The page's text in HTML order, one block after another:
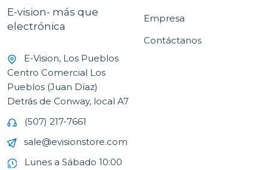
E-vision- más que
electrónica
E-Vision, Los Pueblos
Centro Comercial Los
Pueblos (Juan Díaz)
Detrás de Conway, local A7
(507) 217-7661
sale@evisionstore.com
Lunes a Sábado 10:00
Empresa
Contáctanos